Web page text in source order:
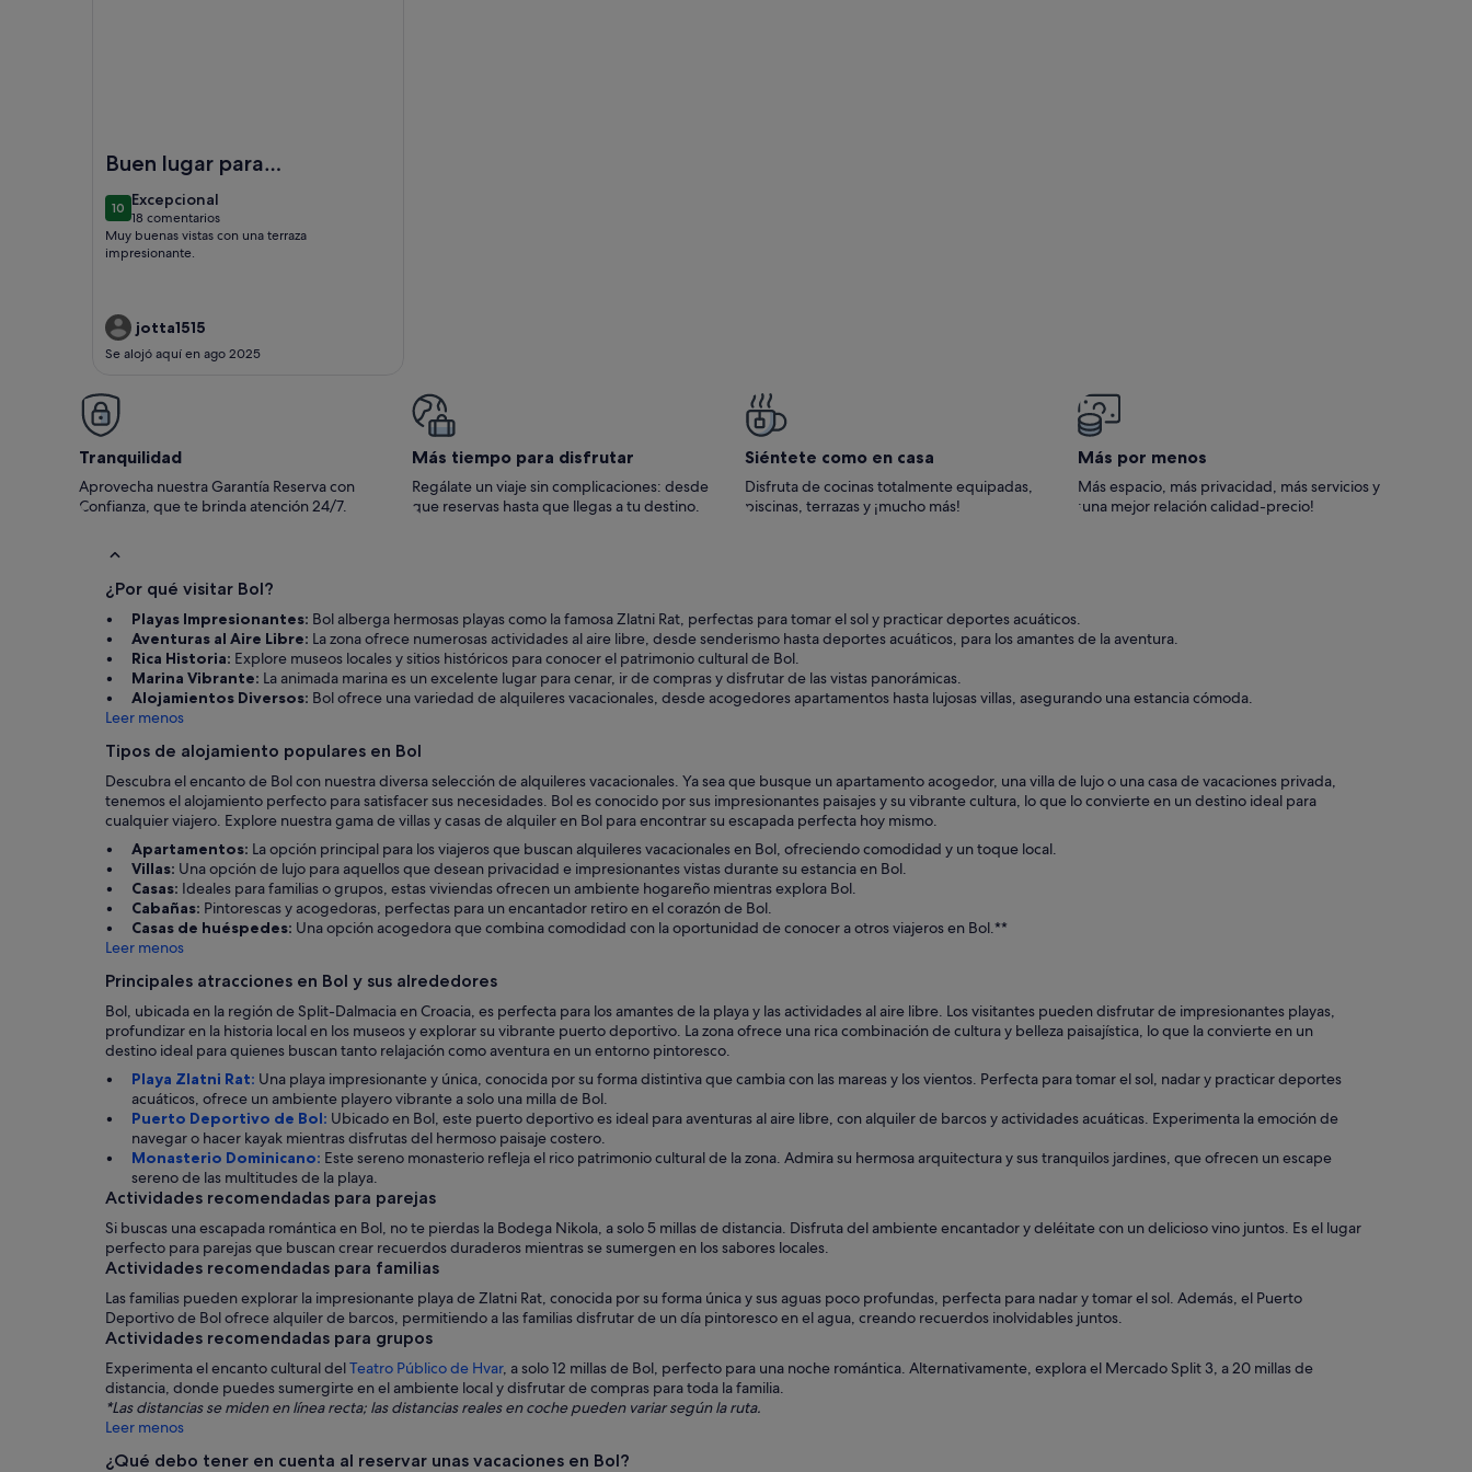
Buen lugar para
alojarse en bol cerca
del puerto.
1010 de 10
Excepcional
excepcional
18 comentarios
(18 comentarios)
Muy buenas vistas con una terraza
impresionante.
jotta1515
Se alojó aquí en ago 2025
Tranquilidad
Aprovecha nuestra Garantía Reserva con
Confianza, que te brinda atención 24/7.
Más tiempo para disfrutar
Regálate un viaje sin complicaciones: desde
que reservas hasta que llegas a tu destino.
Siéntete como en casa
Disfruta de cocinas totalmente equipadas,
piscinas, terrazas y ¡mucho más!
Más por menos
Más espacio, más privacidad, más servicios y
¡una mejor relación calidad-precio!
¿Por qué visitar Bol?
Playas Impresionantes: Bol alberga hermosas playas como la famosa Zlatni Rat, perfectas para tomar el sol y practicar deportes acuáticos.
Aventuras al Aire Libre: La zona ofrece numerosas actividades al aire libre, desde senderismo hasta deportes acuáticos, para los amantes de la aventura.
Rica Historia: Explore museos locales y sitios históricos para conocer el patrimonio cultural de Bol.
Marina Vibrante: La animada marina es un excelente lugar para cenar, ir de compras y disfrutar de las vistas panorámicas.
Alojamientos Diversos: Bol ofrece una variedad de alquileres vacacionales, desde acogedores apartamentos hasta lujosas villas, asegurando una estancia cómoda.
Leer menos
Tipos de alojamiento populares en Bol
Descubra el encanto de Bol con nuestra diversa selección de alquileres vacacionales. Ya sea que busque un apartamento acogedor, una villa de lujo o una casa de vacaciones privada,
tenemos el alojamiento perfecto para satisfacer sus necesidades. Bol es conocido por sus impresionantes paisajes y su vibrante cultura, lo que lo convierte en un destino ideal para
cualquier viajero. Explore nuestra gama de villas y casas de alquiler en Bol para encontrar su escapada perfecta hoy mismo.
Apartamentos: La opción principal para los viajeros que buscan alquileres vacacionales en Bol, ofreciendo comodidad y un toque local.
Villas: Una opción de lujo para aquellos que desean privacidad e impresionantes vistas durante su estancia en Bol.
Casas: Ideales para familias o grupos, estas viviendas ofrecen un ambiente hogareño mientras explora Bol.
Cabañas: Pintorescas y acogedoras, perfectas para un encantador retiro en el corazón de Bol.
Casas de huéspedes: Una opción acogedora que combina comodidad con la oportunidad de conocer a otros viajeros en Bol.**
Leer menos
Principales atracciones en Bol y sus alrededores
Bol, ubicada en la región de Split-Dalmacia en Croacia, es perfecta para los amantes de la playa y las actividades al aire libre. Los visitantes pueden disfrutar de impresionantes playas,
profundizar en la historia local en los museos y explorar su vibrante puerto deportivo. La zona ofrece una rica combinación de cultura y belleza paisajística, lo que la convierte en un
destino ideal para quienes buscan tanto relajación como aventura en un entorno pintoresco.
Playa Zlatni Rat: Una playa impresionante y única, conocida por su forma distintiva que cambia con las mareas y los vientos. Perfecta para tomar el sol, nadar y practicar deportes
acuáticos, ofrece un ambiente playero vibrante a solo una milla de Bol.
Puerto Deportivo de Bol: Ubicado en Bol, este puerto deportivo es ideal para aventuras al aire libre, con alquiler de barcos y actividades acuáticas. Experimenta la emoción de
navegar o hacer kayak mientras disfrutas del hermoso paisaje costero.
Monasterio Dominicano: Este sereno monasterio refleja el rico patrimonio cultural de la zona. Admira su hermosa arquitectura y sus tranquilos jardines, que ofrecen un escape
sereno de las multitudes de la playa.
Actividades recomendadas para parejas
Si buscas una escapada romántica en Bol, no te pierdas la Bodega Nikola, a solo 5 millas de distancia. Disfruta del ambiente encantador y deléitate con un delicioso vino juntos. Es el lugar
perfecto para parejas que buscan crear recuerdos duraderos mientras se sumergen en los sabores locales.
Actividades recomendadas para familias
Las familias pueden explorar la impresionante playa de Zlatni Rat, conocida por su forma única y sus aguas poco profundas, perfecta para nadar y tomar el sol. Además, el Puerto
Deportivo de Bol ofrece alquiler de barcos, permitiendo a las familias disfrutar de un día pintoresco en el agua, creando recuerdos inolvidables juntos.
Actividades recomendadas para grupos
Experimenta el encanto cultural delTeatro Público de Hvar, a solo 12 millas de Bol, perfecto para una noche romántica. Alternativamente, explora el Mercado Split 3, a 20 millas de
distancia, donde puedes sumergirte en el ambiente local y disfrutar de compras para toda la familia.
*Las distancias se miden en línea recta; las distancias reales en coche pueden variar según la ruta.
Leer menos
¿Qué debo tener en cuenta al reservar unas vacaciones en Bol?